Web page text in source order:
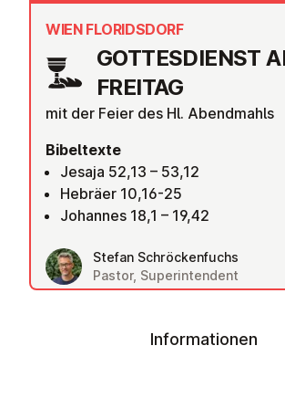
GOT­TES­DIENST
FREI­TAG
WIEN FLORIDSDORF
mit der Feier des Hl. Abendmahls
Bibeltexte
Jesaja 52,13 – 53,12
Hebräer 10,16-25
Johannes 18,1 – 19,42
Stefan Schröckenfuchs
Pastor, Superintendent
Informationen